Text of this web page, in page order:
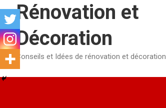
Rénovation et
Décoration
Conseils et Idées de rénovation et décoration